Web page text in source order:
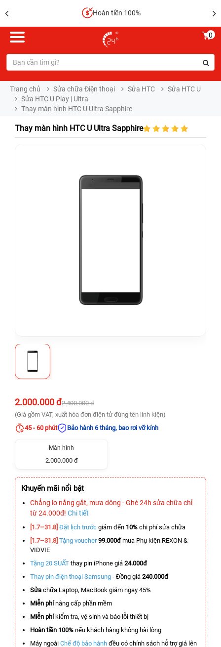
Hoàn tiền 100%
0
Trang chủ Sửa chữa Điện thoại Sửa HTC
Sửa HTC U
Sửa HTC U Play | Ultra
Thay màn hình HTC U Ultra Sapphire
Thay màn hình HTC U Ultra Sapphire
2.000.000 đ2.400.000 đ
(Giá gồm VAT, xuất hóa đơn điện tử đúng tên linh kiện)
45 - 60 phút
Bảo hành 6 tháng, bao rơi vỡ kính
Màn hình
2.000.000 đ
Khuyến mãi nổi bật
Chẳng lo nắng gắt, mưa dông - Ghé 24h sửa chữa chỉ
từ 24.000đ! Chi tiết
[1.7–31.8] Đặt lịch trước giảm đến 10% chi phí sửa chữa
[1.7–31.8] Tặng voucher 99.000đmua Phụ kiện REXON &
VIDVIE
Tặng 20 SUẤT thay pin iPhone giá 24.000đ
Thay pin điện thoại Samsung - Đồng giá 240.000đ
Sửa chữa Laptop, MacBook giảm ngay 45%
Miễn phínâng cấp phần mềm
Miễn phíkiểm tra, vệ sinh và báo lỗi thiết bị
Hoàn tiền 100% nếu khách hàng không hài lòng
Máy ngoài Chế độ bảo hành đều có chính sách hỗ trợ giá lên